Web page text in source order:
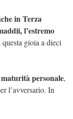
in Terza
l’estremo
questa gioia a dieci
personale,
l’avversario. In